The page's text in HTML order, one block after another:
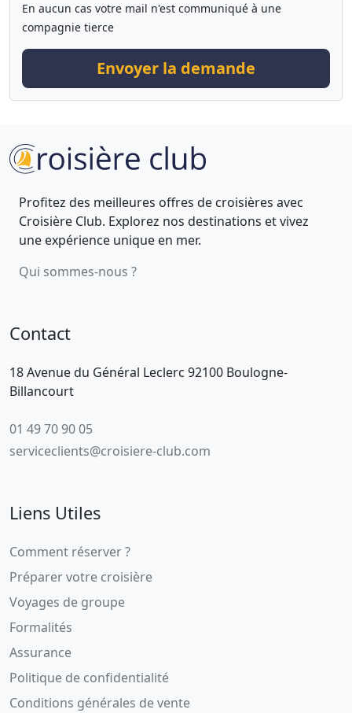
En aucun cas votre mail n'est communiqué à une
compagnie tierce
Envoyer la demande
Profitez des meilleures offres de croisières avec
Croisière Club. Explorez nos destinations et vivez
une expérience unique en mer.
Qui sommes-nous ?
Contact
18 Avenue du Général Leclerc 92100 Boulogne-
Billancourt
01 49 70 90 05
serviceclients@croisiere-club.com
Liens Utiles
Comment réserver ?
Préparer votre croisière
Voyages de groupe
Formalités
Assurance
Politique de confidentialité
Conditions générales de vente